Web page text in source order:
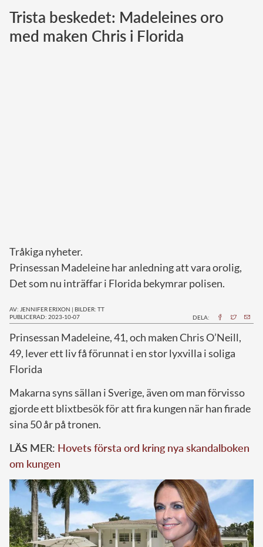
Norska kungahuset
Danska kungahuset
Trista beskedet: Madeleines oro
med maken Chris i Florida
Tråkiga nyheter.
Prinsessan Madeleine har anledning att vara orolig,
Det som nu inträffar i Florida bekymrar polisen.
AV: JENNIFER ERIXON | BILDER: TT
PUBLICERAD: 2023-10-07
DELA:
Prinsessan Madeleine, 41, och maken Chris O’Neill,
49, lever ett liv få förunnat i en stor lyxvilla i soliga
Florida
Makarna syns sällan i Sverige, även om man förvisso
gjorde ett blixtbesök för att fira kungen när han firade
sina 50 år på tronen.
LÄS MER: Hovets första ord kring nya skandalboken
om kungen